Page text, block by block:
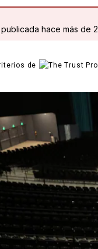
hace más de
de